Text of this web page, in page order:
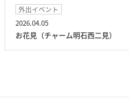
イベント
2026.03.15
おやつレク（チャーム明石西二見）